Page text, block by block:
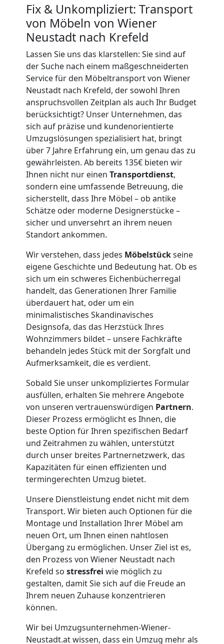
Fix & Unkompliziert: Transport
von Möbeln von Wiener
Neustadt nach Krefeld
Lassen Sie uns das klarstellen: Sie sind auf
der Suche nach einem maßgeschneiderten
Service für den Möbeltransport von Wiener
Neustadt nach Krefeld, der sowohl Ihren
anspruchsvollen Zeitplan als auch Ihr Budget
berücksichtigt? Unser Unternehmen, das
sich auf präzise und kundenorientierte
Umzugslösungen spezialisiert hat, bringt
über 7 Jahre Erfahrung ein, um genau das zu
gewährleisten. Ab bereits 135€ bieten wir
Ihnen nicht nur einen Transportdienst,
sondern eine umfassende Betreuung, die
sicherstellt, dass Ihre Möbel – ob antike
Schätze oder moderne Designerstücke –
sicher und unversehrt an ihrem neuen
Standort ankommen.
Wir verstehen, dass jedes Möbelstückseine
eigene Geschichte und Bedeutung hat. Ob es
sich um ein schweres Eichenbücherregal
handelt, das Generationen Ihrer Familie
überdauert hat, oder um ein
minimalistisches Skandinavisches
Designsofa, das das Herzstück Ihres
Wohnzimmers bildet – unsere Fachkräfte
behandeln jedes Stück mit der Sorgfalt und
Aufmerksamkeit, die es verdient.
Sobald Sie unser unkompliziertes Formular
ausfüllen, erhalten Sie mehrere Angebote
von unseren vertrauenswürdigen Partnern.
Dieser Prozess ermöglicht es Ihnen, die
beste Option für Ihren spezifischen Bedarf
und Zeitrahmen zu wählen, unterstützt
durch unser breites Partnernetzwerk, das
Kapazitäten für einen effizienten und
termingerechten Umzug bietet.
Unsere Dienstleistung endet nicht mit dem
Transport. Wir bieten auch Optionen für die
Montage und Installation Ihrer Möbel am
neuen Ort, um Ihnen einen nahtlosen
Übergang zu ermöglichen. Unser Ziel ist es,
den Prozess von Wiener Neustadt nach
Krefeld so stressfrei wie möglich zu
gestalten, damit Sie sich auf die Freude an
Ihrem neuen Zuhause konzentrieren
können.
Wir bei Umzugsunternehmen-Wiener-
Neustadt.at wissen, dass ein Umzug mehr als
Mann
LKW
Wiener
Neustadt
Kunsttransport
Wiener
Neustadt
Umzug
Wiener
Neustadt
Mann
LKW
Möbellift
Wiener
Neustadt
Übersiedlung
Wiener
Neustadt